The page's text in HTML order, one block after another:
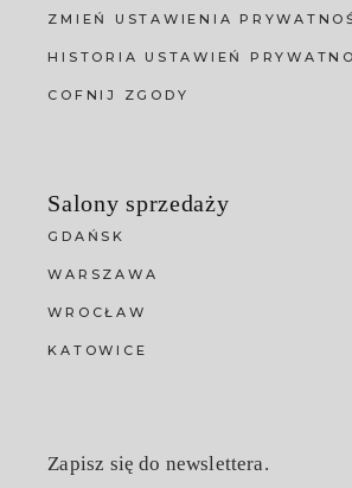
ZMIEŃ USTAWIENIA
HISTORIA USTAWIEŃ
COFNIJ ZGODY
Salony sprzedaży
GDAŃSK
WARSZAWA
WROCŁAW
KATOWICE
Zapisz się do newslettera.